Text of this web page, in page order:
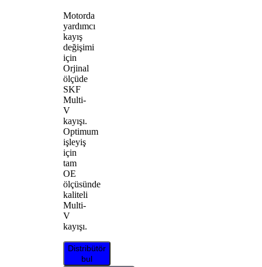
Motorda
yardımcı
kayış
değişimi
için
Orjinal
ölçüde
SKF
Multi-
V
kayışı.
Optimum
işleyiş
için
tam
OE
ölçüsünde
kaliteli
Multi-
V
kayışı.
Distribütör
bul